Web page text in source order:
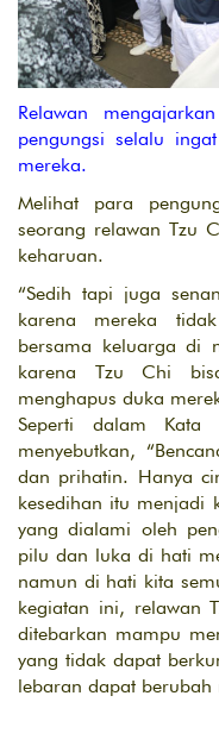
Relawan
pengungsi selalu
mereka.
Melihat para
seorang relawan Tzu
keharuan.
“Sedih tapi juga
karena mereka
bersama keluarga di
karena Tzu Chi
menghapus duka
Seperti dalam Kata
menyebutkan,
dan prihatin. Hanya
kesedihan itu menjadi
yang dialami oleh
pilu dan luka di hati
namun di hati kita
kegiatan ini, relawan
ditebarkan mampu
yang tidak dapat
lebaran dapat